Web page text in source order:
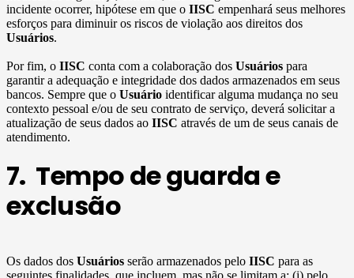
incidente ocorrer, hipótese em que o IISC empenhará seus melhores
esforços para diminuir os riscos de violação aos direitos dos
Usuários.
Por fim, o IISC conta com a colaboração dos Usuários para
garantir a adequação e integridade dos dados armazenados em seus
bancos. Sempre que o Usuário identificar alguma mudança no seu
contexto pessoal e/ou de seu contrato de serviço, deverá solicitar a
atualização de seus dados ao IISC através de um de seus canais de
atendimento.
7. Tempo de guarda e
exclusão
Os dados dos Usuários serão armazenados pelo IISC para as